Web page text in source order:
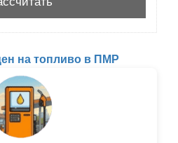
на топливо в ПМР